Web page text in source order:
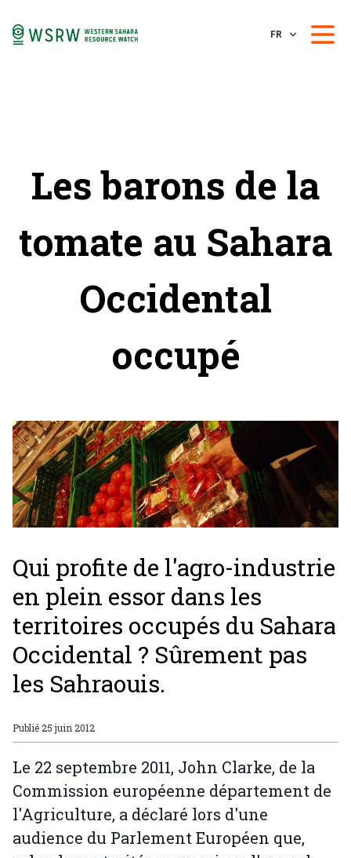
FR
Les barons de la
tomate au Sahara
Occidental
occupé
Qui profite de l'agro-industrie
en plein essor dans les
territoires occupés du Sahara
Occidental ? Sûrement pas
les Sahraouis.
Publié25 juin 2012
Le 22 septembre 2011, John Clarke, de la
Commission européenne département de
l'Agriculture, a déclaré lors d'une
audience du Parlement Européen que,